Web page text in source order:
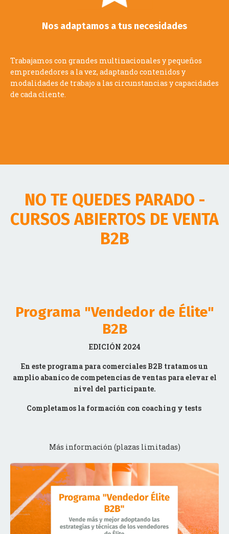
Nos adaptamos a tus necesidades
emprendedores a la vez, adaptando contenidos y
modalidades de trabajo a las circunstancias y capacidades
de cada cliente.
CURSOS ABIERTOS DE VENTA
B2B
B2B
EDICIÓN 2024
En este programa para comerciales B2B tratamos un
amplio abanico de competencias de ventas para elevar el
nivel del participante.
Completamos la formación con coaching y tests